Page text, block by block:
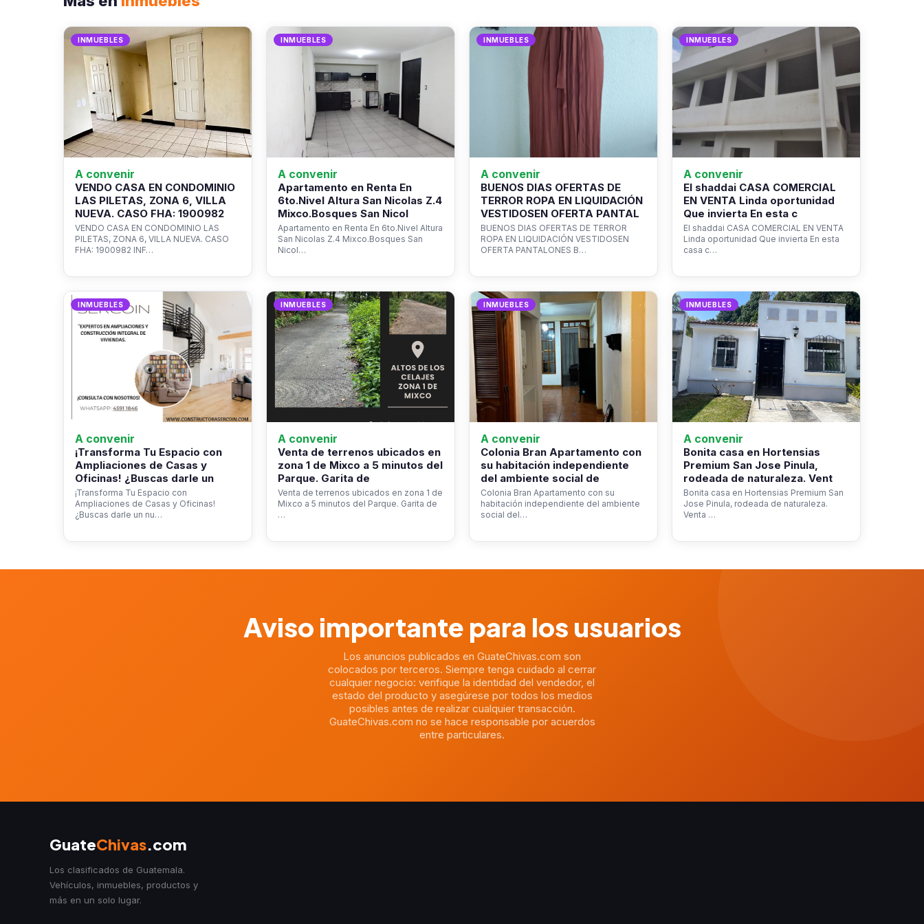
INMUEBLES
A convenir
VENDO CASA EN CONDOMINIO
LAS PILETAS, ZONA 6, VILLA
NUEVA. CASO FHA: 1900982
VENDO CASA EN CONDOMINIO LAS
PILETAS, ZONA 6, VILLA NUEVA. CASO
FHA: 1900982 INF…
INMUEBLES
A convenir
Apartamento en Renta En
6to.Nivel Altura San Nicolas Z.4
Mixco.Bosques San Nicol
Apartamento en Renta En 6to.Nivel Altura
San Nicolas Z.4 Mixco.Bosques San
Nicol…
INMUEBLES
A convenir
BUENOS DIAS OFERTAS DE
TERROR ROPA EN LIQUIDACIÓN
VESTIDOSEN OFERTA PANTAL
BUENOS DIAS OFERTAS DE TERROR
ROPA EN LIQUIDACIÓN VESTIDOSEN
OFERTA PANTALONES B…
INMUEBLES
A convenir
El shaddai CASA COMERCIAL
EN VENTA Linda oportunidad
Que invierta En esta c
El shaddai CASA COMERCIAL EN VENTA
Linda oportunidad Que invierta En esta
casa c…
INMUEBLES
A convenir
¡Transforma Tu Espacio con
Ampliaciones de Casas y
Oficinas! ¿Buscas darle un
¡Transforma Tu Espacio con
Ampliaciones de Casas y Oficinas!
¿Buscas darle un nu…
INMUEBLES
A convenir
Venta de terrenos ubicados en
zona 1 de Mixco a 5 minutos del
Parque. Garita de
Venta de terrenos ubicados en zona 1 de
Mixco a 5 minutos del Parque. Garita de
…
INMUEBLES
A convenir
Colonia Bran Apartamento con
su habitación independiente
del ambiente social de
Colonia Bran Apartamento con su
habitación independiente del ambiente
social del…
INMUEBLES
A convenir
Bonita casa en Hortensias
Premium San Jose Pinula,
rodeada de naturaleza. Vent
Bonita casa en Hortensias Premium San
Jose Pinula, rodeada de naturaleza.
Venta …
Aviso importante para los usuarios
Los anuncios publicados en GuateChivas.com son
colocados por terceros. Siempre tenga cuidado al cerrar
cualquier negocio: verifique la identidad del vendedor, el
estado del producto y asegúrese por todos los medios
posibles antes de realizar cualquier transacción.
GuateChivas.com no se hace responsable por acuerdos
entre particulares.
GuateChivas.com
Los clasificados de Guatemala.
Vehículos, inmuebles, productos y
más en un solo lugar.